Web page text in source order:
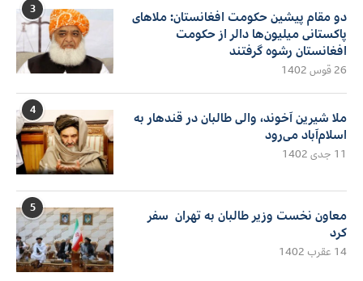
3
دو مقام پیشین حکومت افغانستان: ملاهای
پاکستانی میلیون‌ها دالر از حکومت
افغانستان رشوه گرفتند
26 قوس 1402
4
ملا شیرین آخوند، والی طالبان در قندهار به
اسلام‌آباد می‌رود
11 جدی 1402
5
معاون نخست وزیر طالبان به تهران سفر
کرد
14 عقرب 1402